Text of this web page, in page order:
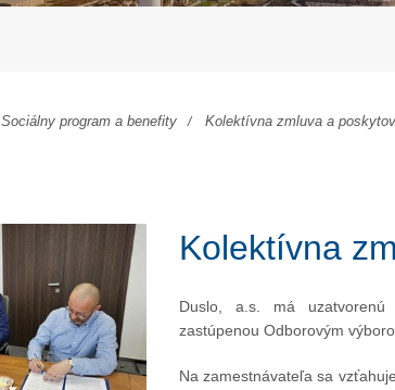
Sociálny program a benefity Kolektívna zmluva a
Kolektívna
Duslo, a.s. má uzatvorenú
zastúpenou Odborovým
Na zamestnávateľa sa